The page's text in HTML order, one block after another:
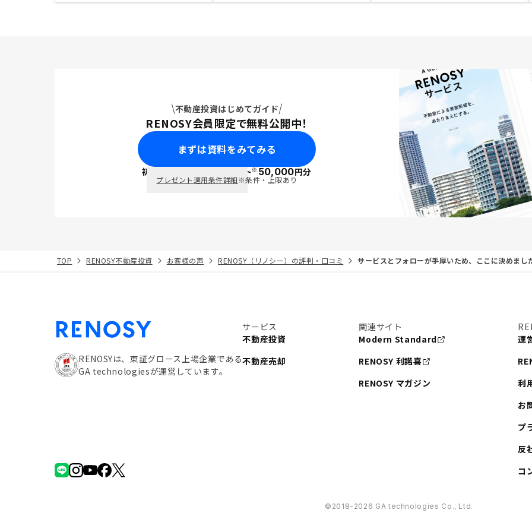
不動産投資はじめてガイド
RENOSY会員限定で無料公開中！
まずは資料をみてみる
初回面談で ポイント※50,000円分
プレゼント適用条件詳細※条件・上限あり
TOP RENOSY不動産投資 お客様の声 RENOSY（リノシー）の評判・口コミ サービスとフォローが手厚いため、ここに決めまし
RENOSYは、東証グロース上場企業である
GA technologiesが運営しています。
サービス
不動産投資
不動産売却
関連サイト
Modern Standard
RENOSY 利諾喜
RENOSY マガジン
運
利
お
プ
反
コ
©︎2018-2026 GA technologies Co., Ltd.